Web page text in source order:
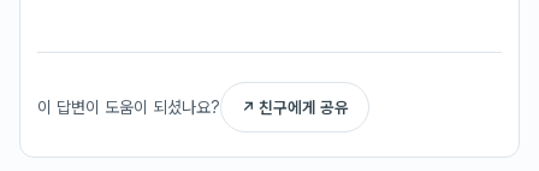
이 답변이 도움이 되셨나요? ↗ 친구에게 공유